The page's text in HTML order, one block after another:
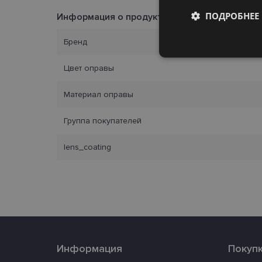
Информация о продукте
Бренд
Цвет оправы
Материал оправы
Группа покупателей
lens_coating
Информация
ПОДРОБНЕЕ
Обязательные